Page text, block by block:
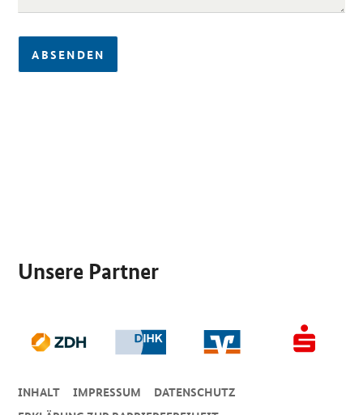
ABSENDEN
Unsere Partner
INHALT IMPRESSUM
DA­TEN­SCHUTZ